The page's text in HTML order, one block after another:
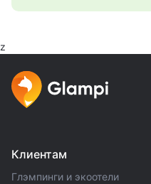
z
Клиентам
Глэмпинги и экоотели